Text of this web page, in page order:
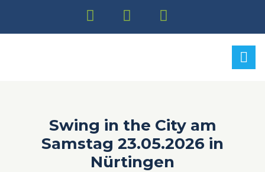
Swing in the City am
Samstag 23.05.2026 in
Nürtingen